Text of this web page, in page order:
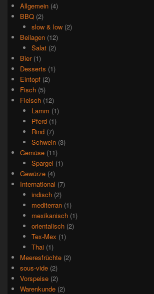
Allgemein (4)
BBQ (2)
slow & low(2)
Beilagen (12)
Salat(2)
Bier(1)
Desserts (1)
Eintopf (2)
Fisch (5)
Fleisch (12)
Lamm (1)
Pferd(1)
Rind(7)
Schwein(3)
Gemüse (11)
Spargel (1)
Gewürze (4)
International (7)
indisch(2)
mediterran(1)
mexikanisch(1)
orientalisch(2)
Tex-Mex (1)
Thai(1)
Meeresfrüchte (2)
sous-vide (2)
Vorspeise (2)
Warenkunde (2)